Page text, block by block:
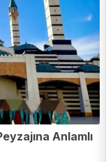
Anlamlı